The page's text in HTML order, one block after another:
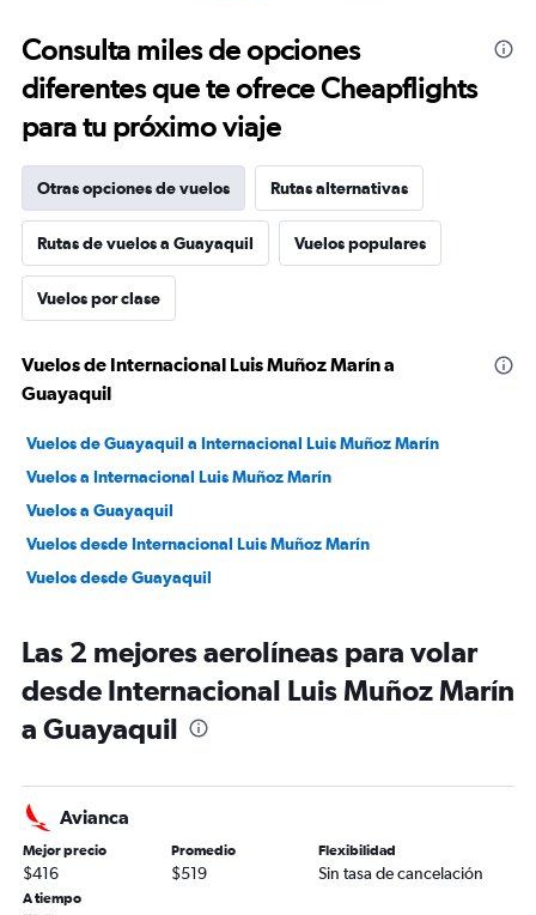
Consulta miles de opciones
diferentes que te ofrece Cheapflights
para tu próximo viaje
Otras opciones de vuelos Rutas alternativas
Rutas de vuelos a Guayaquil Vuelos populares
Vuelos por clase
Vuelos de Internacional Luis Muñoz Marín a
Guayaquil
Vuelos de Guayaquil a Internacional Luis Muñoz Marín
Vuelos a Internacional Luis Muñoz Marín
Vuelos a Guayaquil
Vuelos desde Internacional Luis Muñoz Marín
Vuelos desde Guayaquil
Las 2 mejores aerolíneas para volar
desde Internacional Luis Muñoz Marín
a Guayaquil
Avianca
Mejor precio
$416
Promedio
$519
Flexibilidad
Sin tasa de cancelación
A tiempo